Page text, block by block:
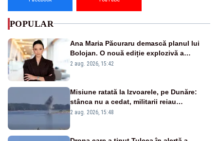
POPULAR
Ana Maria Păcuraru demască planul lui
Bolojan. O nouă ediție explozivă a
emisiunii „Miza Zilei” la Realitatea PLUS
2 aug. 2026, 15:42
Misiune ratată la Izvoarele, pe Dunăre:
stânca nu a cedat, militarii reiau
detonările luni – VIDEO
2 aug. 2026, 15:48